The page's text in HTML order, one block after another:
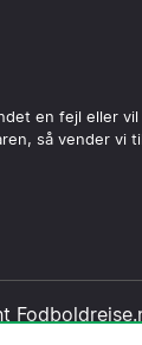
en fejl eller
så vender vi